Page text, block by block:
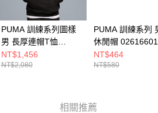
PUMA 訓練系列圖樣
男 長厚連帽T恤
52762901
NT$1,456
NT$2,080
PUMA 訓練系列
休閒帽 02616601
NT$464
NT$580
相關推薦